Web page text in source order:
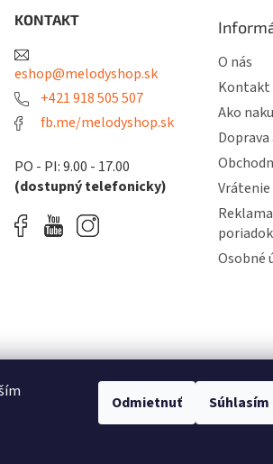
Odmietnuť Súhlasím
KONTAKT
eshop@melodyshop.sk
+421 918 505 507
fb.me/melodyshop.sk
PO - PI: 9.00 - 17.00
(dostupný telefonicky)
O nás
Kontakt
Ako
poriadok
Osobné